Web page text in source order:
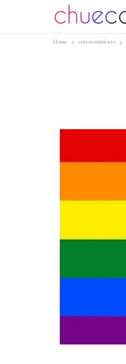
Home entretenimiento